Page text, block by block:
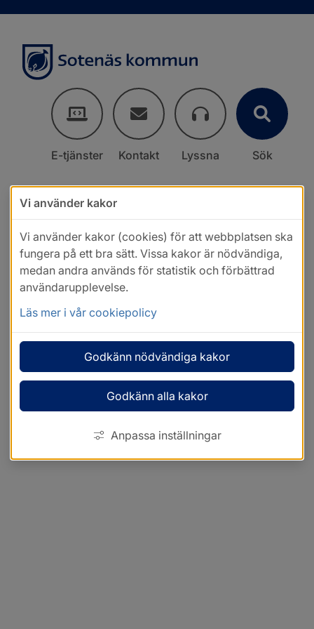
E-tjänster Kontakt Lyssna Sök
Vi använder kakor
Vi använder kakor (cookies) för att webbplatsen ska
fungera på ett bra sätt. Vissa kakor är nödvändiga,
medan andra används för statistik och förbättrad
användarupplevelse.
Läs mer i vår cookiepolicy
Godkänn nödvändiga kakor
Godkänn alla kakor
Anpassa inställningar